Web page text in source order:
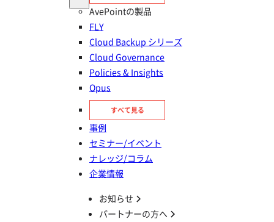
AvePointの製品
FLY
Cloud Backup シリーズ
Cloud Governance
Policies & Insights
Opus
すべて見る
事例
セミナー/イベント
ナレッジ/コラム
企業情報
お知らせ
パートナーの方へ
法人向けクラウドデータマネジメントを手がける AvePoint
Japan株式会社（本社：東京都港区、代表取締役：塩光 献、以
下 AvePoint Japan）と、SaaSサービスの開発・提供を行う
rakumo 株式会社 （本社 ： 東京都千代田区、代表取締役社長
グループCEO 清水孝治、以下 rakumo）は、 Microsoft 365向
けアドオン製品の共同開発第二弾として、社内掲示板・情報共
有ツール「rakumo ボード for Microsoft 365」を本日より正式
にリリースしたことをお知らせいたします。